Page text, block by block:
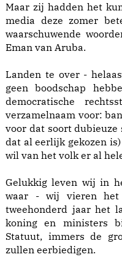
Maar zij hadden het
media deze zomer
waarschuwende
Eman van Aruba.
Landen te over -
geen boodschap
democratische
verzamelnaam voor:
voor dat soort
dat al eerlijk gekozen
wil van het volk er al
Gelukkig leven wij in
waar - wij vieren
tweehonderd jaar het
koning en ministers
Statuut, immers de
zullen eerbiedigen.